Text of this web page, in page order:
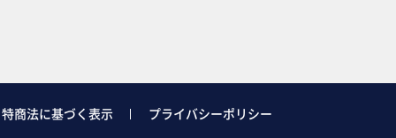
特商法に基づく表示 プライバシーポリシー